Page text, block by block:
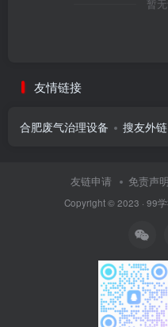
暂
友情链接
合肥废气治理设备 搜友外链
友链申请 免责声明
Copyright © 2023 · 99